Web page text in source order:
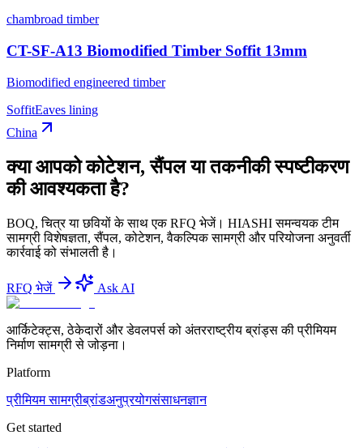
chambroad timber
CT-SF-A13 Biomodified Timber Soffit 13mm
Biomodified engineered timber
SoffitEaves lining
China
क्या आपको कोटेशन, सैंपल या तकनीकी स्पष्टीकरण
की आवश्यकता है?
BOQ, चित्र या छवियों के साथ एक RFQ भेजें। HIASHI समन्वयक टीम
सामग्री विशेषज्ञता, सैंपल, कोटेशन, वैकल्पिक सामग्री और परियोजना अनुवर्ती
कार्रवाई को संभालती है।
RFQ भेजें Ask AI
आर्किटेक्ट्स, ठेकेदारों और डेवलपर्स को अंतरराष्ट्रीय ब्रांड्स की प्रीमियम
निर्माण सामग्री से जोड़ना।
Platform
प्रीमियम सामग्रीब्रांडअनुप्रयोगसंसाधनज्ञान
Get started